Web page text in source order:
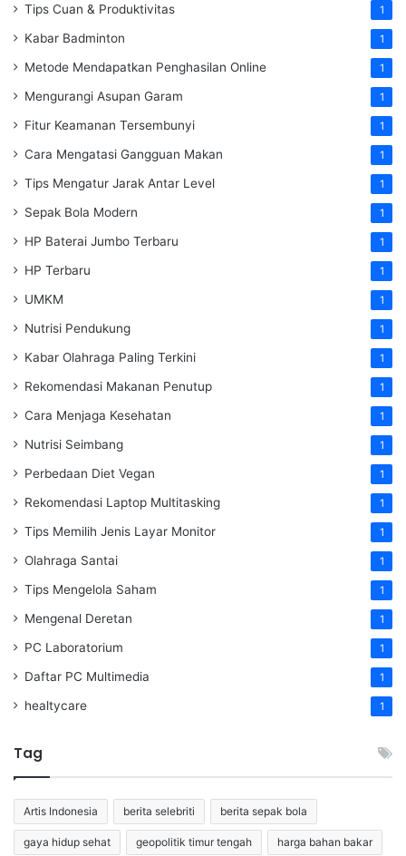
Tips Cuan & Produktivitas 1
Kabar Badminton 1
Metode Mendapatkan Penghasilan Online 1
Mengurangi Asupan Garam 1
Fitur Keamanan Tersembunyi 1
Cara Mengatasi Gangguan Makan 1
Tips Mengatur Jarak Antar Level 1
Sepak Bola Modern 1
HP Baterai Jumbo Terbaru 1
HP Terbaru 1
UMKM 1
Nutrisi Pendukung 1
Kabar Olahraga Paling Terkini 1
Rekomendasi Makanan Penutup 1
Cara Menjaga Kesehatan 1
Nutrisi Seimbang 1
Perbedaan Diet Vegan 1
Rekomendasi Laptop Multitasking 1
Tips Memilih Jenis Layar Monitor 1
Olahraga Santai 1
Tips Mengelola Saham 1
Mengenal Deretan 1
PC Laboratorium 1
Daftar PC Multimedia 1
healtycare 1
Tag
Artis Indonesia berita selebriti berita sepak bola
gaya hidup sehat geopolitik timur tengah harga bahan bakar